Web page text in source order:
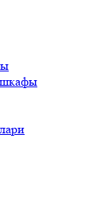
шкафы